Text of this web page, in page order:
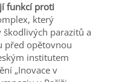
funkcí proti
který
parazitů a
před opětovnou
institutem
„Inovace v